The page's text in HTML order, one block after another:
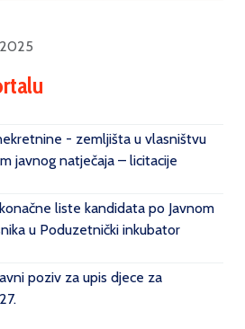
- zemljišta u vlasništvu
javnog natječaja – licitacije
liste kandidata po Javnom
u Poduzetnički inkubator
poziv za upis djece za